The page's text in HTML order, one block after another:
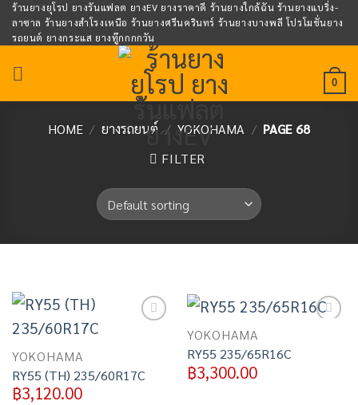
Skip
content
ร้านยางยุโรป ยางรันแฟลต ยางEV ยางราคาดี ร้านยางใกล้ฉัน ร้านยางแบริ่ง-
ลาซาล ร้านยางสำโรงเหนือ ร้านยางศรีนครินทร์ ร้านยางบางพลี โปรโมชั่นยาง
รถยนต์ ยางกระแส ยางทู๊กกกกวัน
0
HOME / ยางรถยนต์ / YOKOHAMA / PAGE 68
FILTER
YOKOHAMA
RY55 (TH) 235/60R17C
฿3,120.00
YOKOHAMA
RY55 235/65R16C
฿3,300.00